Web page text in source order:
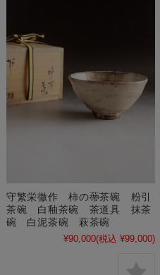
守繁栄徹作 柿の蔕茶碗 粉引
茶碗 白釉茶碗 茶道具 抹茶
碗 白泥茶碗 萩茶碗
¥90,000(税込 ¥99,000)